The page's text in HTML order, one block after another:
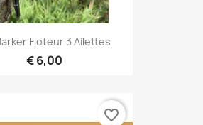
Floteur 3 Ailettes
€ 6,00
favorite_border